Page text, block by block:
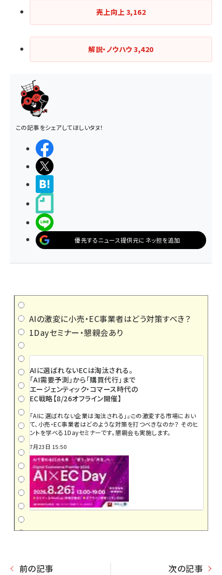
ジ
送
り
売上向上 3,162
解説・ノウハウ3,420
この記事をシェアしてほしいタヌ！
優先するニュース提供元にネッ担を追加
AIの激変に小売・EC事業者はどう対策すべき？
1Dayセミナー・懇親会あり
AIに選ばれないECは淘汰される。
「AI需要予測」から「購買代行」まで
エージェンティック・コマース時代の
EC戦略【8/26オフライン開催】
「AIに選ばれない企業は淘汰される」――。この激変する市場におい
て、小売・EC事業者はどのような対策を打つべきなのか？ そのヒ
ントを学べる1Dayセミナーです。懇親会も実施します。
7月23日 15:50
前の記事 次の記事